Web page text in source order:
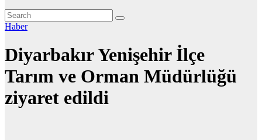
Haber
Diyarbakır Yenişehir İlçe
Tarım ve Orman Müdürlüğü
ziyaret edildi